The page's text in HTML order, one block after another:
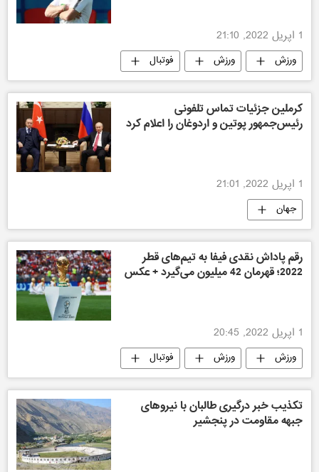
1 اپریل 2022, 21:10
ورزش ورزش
فوتبال
فوتبال
کرملین جزئیات تماس تلفونی
رئیس‌جمهور پوتین و اردوغان را اعلام کرد
1 اپریل 2022, 21:01
جهان
رقم پاداش نقدی فیفا به تیم‌های قطر
2022؛ قهرمان 42 میلیون می‌گیرد + عکس
1 اپریل 2022, 20:45
ورزش ورزش
فوتبال
فوتبال
تکذیب خبر درگیری طالبان با نیروهای
جبهه مقاومت در پنجشیر